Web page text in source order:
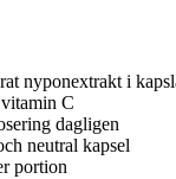
nyponextrakt i
C
dagligen
neutral kapsel
portion